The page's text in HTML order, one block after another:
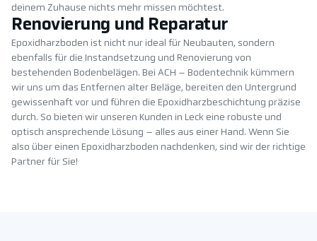
deinem Zuhause nichts mehr missen möchtest.
Renovierung und Reparatur
Epoxidharzboden ist nicht nur ideal für Neubauten, sondern
ebenfalls für die Instandsetzung und Renovierung von
bestehenden Bodenbelägen. Bei ACH – Bodentechnik kümmern
wir uns um das Entfernen alter Beläge, bereiten den Untergrund
gewissenhaft vor und führen die Epoxidharzbeschichtung präzise
durch. So bieten wir unseren Kunden in Leck eine robuste und
optisch ansprechende Lösung – alles aus einer Hand. Wenn Sie
also über einen Epoxidharzboden nachdenken, sind wir der richtige
Partner für Sie!